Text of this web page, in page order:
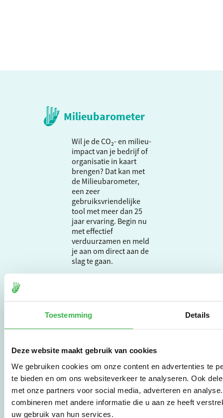
Toestemming Details
Deze website maakt gebruik van cookies
We gebruiken cookies om onze content en advertenties te
te bieden en om ons websiteverkeer te analyseren. Ook
met onze partners voor social media, adverteren en
combineren met andere informatie die u aan ze heeft
uw gebruik van hun services.
Milieubarometer
Wil je de CO₂- en milieu-
impact van je bedrijf of
organisatie in kaart
brengen? Dat kan met
de Milieubarometer,
een zeer
gebruiksvriendelijke
tool met meer dan 25
jaar ervaring. Begin nu
met effectief
verduurzamen en meld
je aan om direct aan de
slag te gaan.
Stichting Stimular.
duurzaamheid naar
praktische
instrumenten en
bedrijven,
brancheverenigingen,
overheden en